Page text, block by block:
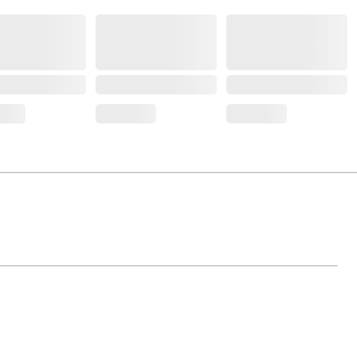
アズマ工業
アズマ, ブラシ, 風呂 バス